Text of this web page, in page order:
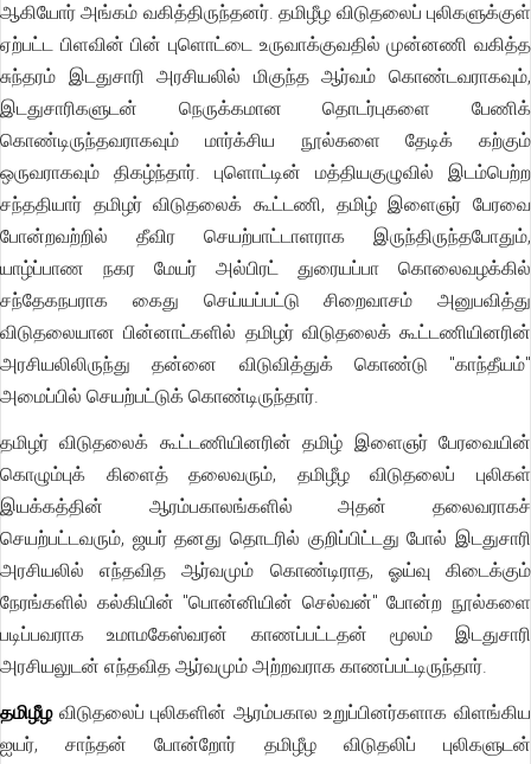
ஆகியோர் அங்கம் வகித்திருந்தனர். தமிழீழ விடுதலைப் புலிகளுக்குள்
ஏற்பட்ட பிளவின் பின் புளொட்டை உருவாக்குவதில் முன்னணி வகித்த
சுந்தரம் இடதுசாரி அரசியலில் மிகுந்த ஆர்வம் கொண்டவராகவும்,
இடதுசாரிகளுடன் நெருக்கமான தொடர்புகளை பேணிக்
கொண்டிருந்தவராகவும் மார்க்சிய நூல்களை தேடிக் கற்கும்
ஒருவராகவும் திகழ்ந்தார். புளொட்டின் மத்தியகுழுவில் இடம்பெற்ற
சந்ததியார் தமிழர் விடுதலைக் கூட்டணி, தமிழ் இளைஞர் பேரவை
போன்றவற்றில் தீவிர செயற்பாட்டாளராக இருந்திருந்தபோதும்,
யாழ்ப்பாண நகர மேயர் அல்பிரட் துரையப்பா கொலைவழக்கில்
சந்தேகநபராக கைது செய்யப்பட்டு சிறைவாசம் அனுபவித்து
விடுதலையான பின்னாட்களில் தமிழர் விடுதலைக் கூட்டணியினரின்
அரசியலிலிருந்து தன்னை விடுவித்துக் கொண்டு "காந்தீயம்"
அமைப்பில் செயற்பட்டுக் கொண்டிருந்தார்.
தமிழர் விடுதலைக் கூட்டணியினரின் தமிழ் இளைஞர் பேரவையின்
கொழும்புக் கிளைத் தலைவரும், தமிழீழ விடுதலைப் புலிகள்
இயக்கத்தின் ஆரம்பகாலங்களில் அதன் தலைவராகச்
செயற்பட்டவரும், ஜயர் தனது தொடரில் குறிப்பிட்டது போல் இடதுசாரி
அரசியலில் எந்தவித ஆர்வமும் கொண்டிராத, ஓய்வு கிடைக்கும்
நேரங்களில் கல்கியின் "பொன்னியின் செல்வன்" போன்ற நூல்களை
படிப்பவராக உமாமகேஸ்வரன் காணப்பட்டதன் மூலம் இடதுசாரி
அரசியலுடன் எந்தவித ஆர்வமும் அற்றவராக காணப்பட்டிருந்தார்.
தமிழீழ விடுதலைப் புலிகளின் ஆரம்பகால உறுப்பினர்களாக விளங்கிய
ஐயர், சாந்தன் போன்றோர் தமிழீழ விடுதலிப் புலிகளுடன்